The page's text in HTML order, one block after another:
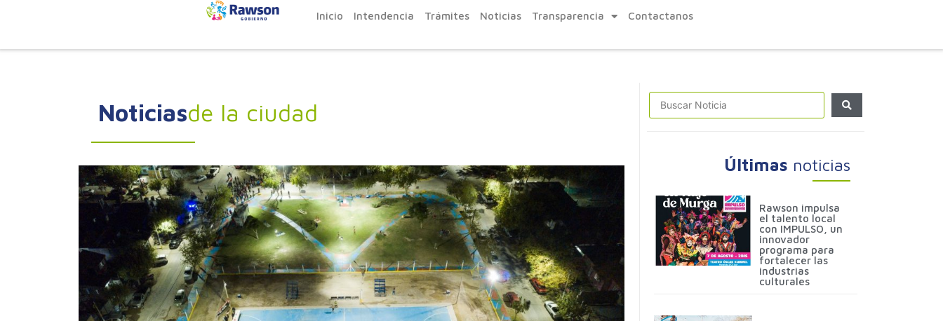
Inicio Intendencia Trámites Noticias Transparencia Contactanos
Noticiasde la ciudad
Últimas noticias
Rawson impulsa
el talento local
con IMPULSO, un
innovador
programa para
fortalecer las
industrias
culturales